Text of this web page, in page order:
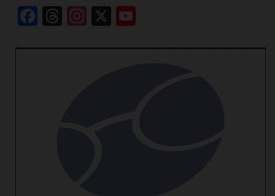
Facebook
Threads
Instagram
X